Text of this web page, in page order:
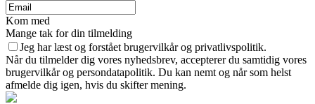
Kom med
Mange tak for din tilmelding
Jeg har læst og forstået brugervilkår og privatlivspolitik.
Når du tilmelder dig vores nyhedsbrev, accepterer du samtidig vores
brugervilkår og persondatapolitik. Du kan nemt og når som helst
afmelde dig igen, hvis du skifter mening.